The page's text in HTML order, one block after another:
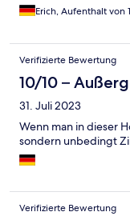
Erich, Aufenthalt von
Verifizierte Bewertung
10/10 –
31. Juli 2023
Wenn man in dieser
sondern unbedingt
Verifizierte Bewertung